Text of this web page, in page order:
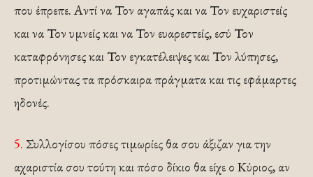
που έπρεπε. Αντί να Τον αγαπάς και να Τον ευχαριστείς
και να Τον υμνείς και να Τον ευαρεστείς, εσύ Τον
καταφρόνησες και Τον εγκατέλειψες και Τον λύπησες,
προτιμώντας τα πρόσκαιρα πράγματα και τις εφάμαρτες
ηδονές.
5. Συλλογίσου πόσες τιμωρίες θα σου άξιζαν για την
αχαριστία σου τούτη και πόσο δίκιο θα είχε ο Κύριος, αν